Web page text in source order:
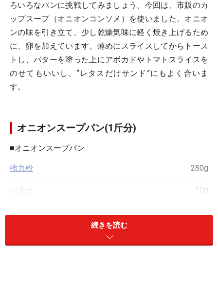
ろいろなパンに挑戦してみましょう。今回は、市販のカ
ップスープ（オニオンコンソメ）を使いました。オニオ
ンの味を引き立て、少し乾燥気味に軽く焼き上げるため
に、卵を加えています。薄めにスライスしてからトース
トし、バターを塗った上にアボカドやトマトスライスを
のせてもいいし、“レタスだけサンド”にもよく合いま
す。
オニオンスープパン(1斤分)
■オニオンスープパン
強力粉 280g
バター 10g
続きを読む